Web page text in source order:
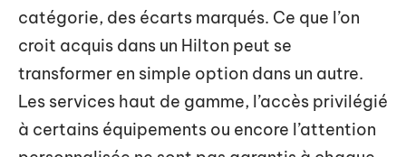
catégorie, des écarts marqués. Ce que l’on
croit acquis dans un Hilton peut se
transformer en simple option dans un autre.
Les services haut de gamme, l’accès privilégié
à certains équipements ou encore l’attention